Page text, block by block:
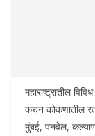
महाराष्ट्रातील
करुन कोकणातील
मुंबई, पनवेल,